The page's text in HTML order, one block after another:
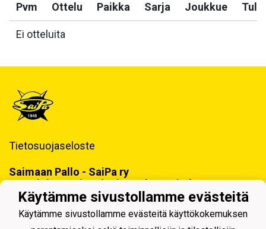
Pvm Ottelu Paikka Sarja Joukkue
Ei otteluita
Tietosuojaseloste
Saimaan Pallo - SaiPa ry
Käynti- ja postiosoite ja Laskutustiedot
Käytämme sivustollamme evästeitä
Käytämme sivustollamme evästeitä käyttökokemuksen